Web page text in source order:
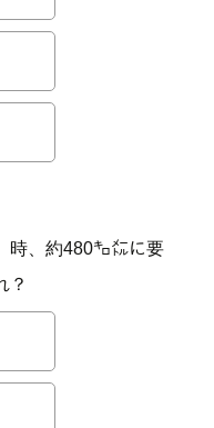
時、約480㌔㍍に要
？